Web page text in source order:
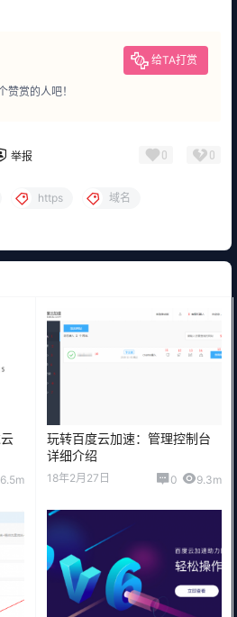
给TA打赏
赞赏的人吧！
举报 0 0
https 域名
6.5m
玩转百度云加速：管理控制台
详细介绍
18年2月27日 0 9.3m